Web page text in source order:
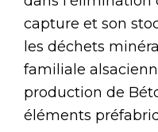
capture et son
les déchets
familiale
production de
éléments